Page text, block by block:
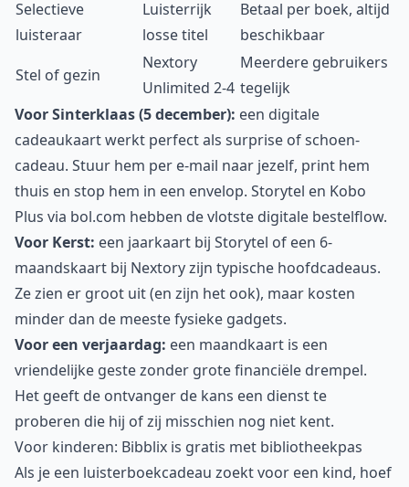
Selectieve
luisteraar
Luisterrijk
losse titel
Betaal per boek, altijd
beschikbaar
Stel of gezin
Nextory
Unlimited 2-4
Meerdere gebruikers
tegelijk
Voor Sinterklaas (5 december): een digitale
cadeaukaart werkt perfect als surprise of schoen-
cadeau. Stuur hem per e-mail naar jezelf, print hem
thuis en stop hem in een envelop. Storytel en Kobo
Plus via bol.com hebben de vlotste digitale bestelflow.
Voor Kerst: een jaarkaart bij Storytel of een 6-
maandskaart bij Nextory zijn typische hoofdcadeaus.
Ze zien er groot uit (en zijn het ook), maar kosten
minder dan de meeste fysieke gadgets.
Voor een verjaardag: een maandkaart is een
vriendelijke geste zonder grote financiële drempel.
Het geeft de ontvanger de kans een dienst te
proberen die hij of zij misschien nog niet kent.
Voor kinderen: Bibblix is gratis met bibliotheekpas
Als je een luisterboekcadeau zoekt voor een kind, hoef